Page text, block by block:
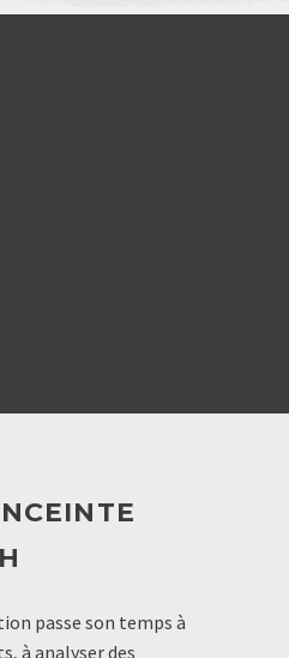
passe son temps à
à analyser des